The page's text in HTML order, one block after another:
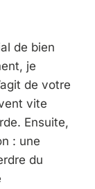
de bien
je
de votre
vite
Ensuite,
: une
du